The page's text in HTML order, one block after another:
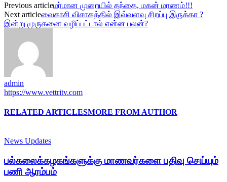
Previous articleமர்மான முறையில் தந்தை, மகன் மரணம்!!!
Next articleவைகாசி விசாகத்தில் இவ்வளவு சிறப்பு இருக்கா ?
இன்று முருகனை வழிப்பட்டால் என்ன பலன்?
admin
https://www.vettritv.com
RELATED ARTICLESMORE FROM AUTHOR
News Updates
பல்கலைக்கழகங்களுக்கு மாணவர்களை பதிவு செய்யும்
பணி ஆரம்பம்